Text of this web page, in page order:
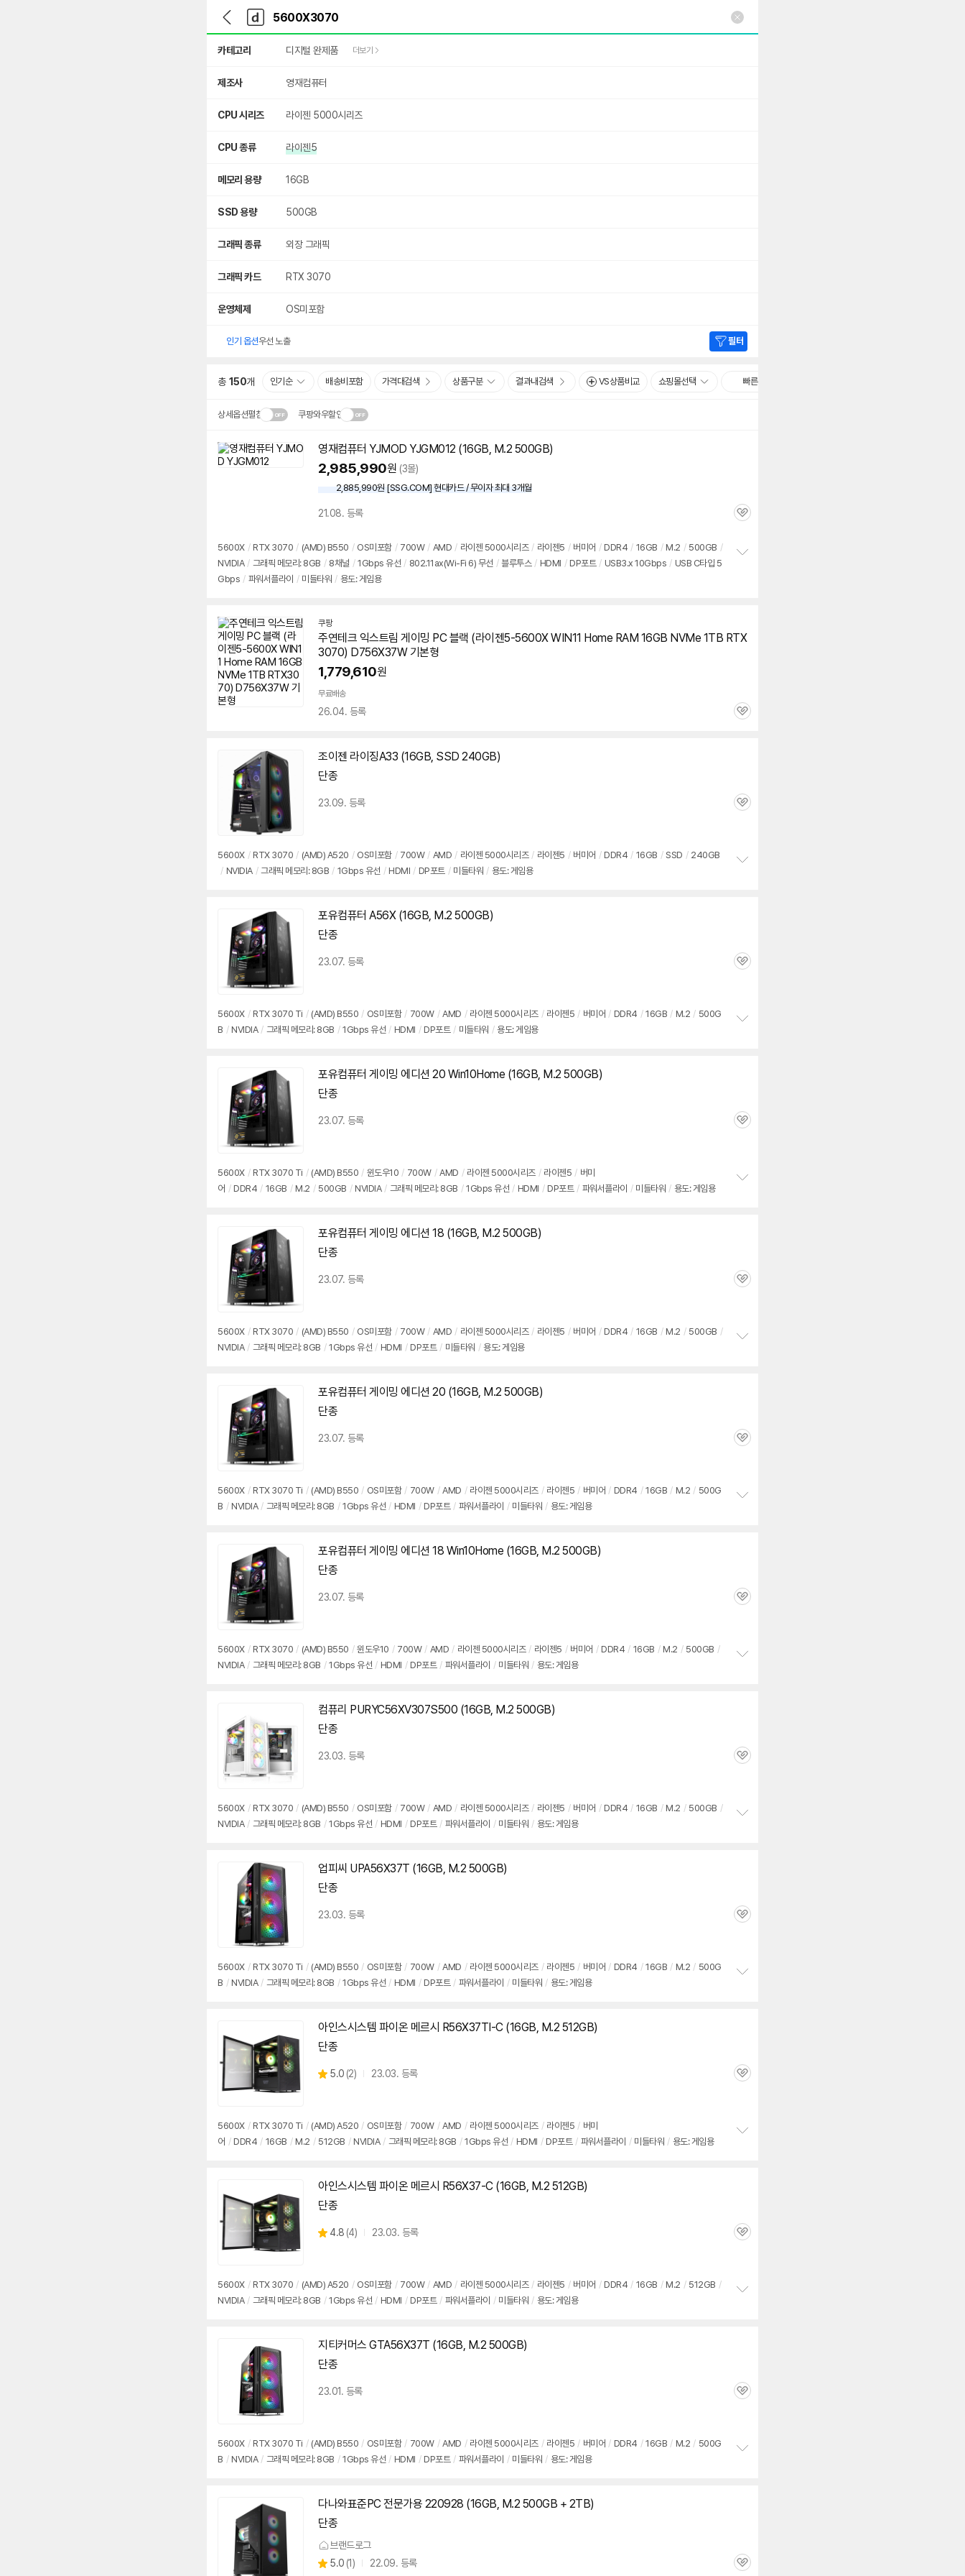
다
나
와
가
기
다
와
메
인
카테고리 디지털 완제품 더보기
제조사 영재컴퓨터
CPU 시리즈 라이젠 5000시리즈
CPU 종류 라이젠5
메모리 용량 16GB
SSD 용량 500GB
그래픽 종류 외장 그래픽
그래픽 카드 RTX 3070
운영체제 OS미포함
인기 옵션우선 노출 필터
총 150개 인기순 배송비포함 가격대검색 상품구분 결과내검색 VS상품비교 쇼핑몰선택 빠른배송
상세옵션펼침 쿠팡와우할인
설치 환경·지역에 따라
배송·설치비가 달라집니다.
기
영재컴퓨터 YJMOD YJGM012 (16GB, M.2 500GB)
2,985,990원 (3몰)
2,885,990원 [SSG.COM] 현대카드 / 무이자 최대 3개월
21.08. 등록
관
5600X / RTX 3070 / (AMD) B550 / OS미포함 / 700W / AMD / 라이젠 5000시리즈 / 라이젠5 / 버미어 / DDR4 / 16GB / M.2 / 500GB /
NVIDIA / 그래픽 메모리: 8GB / 8채널 / 1Gbps 유선 / 802.11ax(Wi-Fi 6) 무선 / 블루투스 / HDMI / DP포트 / USB3.x 10Gbps / USB C타입 5
Gbps / 파워서플라이 / 미들타워 / 용도: 게임용
쿠팡
주연테크 익스트림 게이밍 PC 블랙 (라이젠5-5600X WIN11 Home RAM 16GB NVMe 1TB RTX
3070) D756X37W 기본형
1,779,610원
무료배송
26.04. 등록
관
조이젠 라이징A33 (16GB, SSD 240GB)
단종
23.09. 등록
관
5600X / RTX 3070 / (AMD) A520 / OS미포함 / 700W / AMD / 라이젠 5000시리즈 / 라이젠5 / 버미어 / DDR4 / 16GB / SSD / 240GB
/ NVIDIA / 그래픽 메모리: 8GB / 1Gbps 유선 / HDMI / DP포트 / 미들타워 / 용도: 게임용
포유컴퓨터 A56X (16GB, M.2 500GB)
단종
23.07. 등록
관
5600X / RTX 3070 Ti / (AMD) B550 / OS미포함 / 700W / AMD / 라이젠 5000시리즈 / 라이젠5 / 버미어 / DDR4 / 16GB / M.2 / 500G
B / NVIDIA / 그래픽 메모리: 8GB / 1Gbps 유선 / HDMI / DP포트 / 미들타워 / 용도: 게임용
포유컴퓨터 게이밍 에디션 20 Win10Home (16GB, M.2 500GB)
단종
23.07. 등록
관
5600X / RTX 3070 Ti / (AMD) B550 / 윈도우10 / 700W / AMD / 라이젠 5000시리즈 / 라이젠5 / 버미
어 / DDR4 / 16GB / M.2 / 500GB / NVIDIA / 그래픽 메모리: 8GB / 1Gbps 유선 / HDMI / DP포트 / 파워서플라이 / 미들타워 / 용도: 게임용
포유컴퓨터 게이밍 에디션 18 (16GB, M.2 500GB)
단종
23.07. 등록
관
5600X / RTX 3070 / (AMD) B550 / OS미포함 / 700W / AMD / 라이젠 5000시리즈 / 라이젠5 / 버미어 / DDR4 / 16GB / M.2 / 500GB /
NVIDIA / 그래픽 메모리: 8GB / 1Gbps 유선 / HDMI / DP포트 / 미들타워 / 용도: 게임용
포유컴퓨터 게이밍 에디션 20 (16GB, M.2 500GB)
단종
23.07. 등록
관
5600X / RTX 3070 Ti / (AMD) B550 / OS미포함 / 700W / AMD / 라이젠 5000시리즈 / 라이젠5 / 버미어 / DDR4 / 16GB / M.2 / 500G
B / NVIDIA / 그래픽 메모리: 8GB / 1Gbps 유선 / HDMI / DP포트 / 파워서플라이 / 미들타워 / 용도: 게임용
포유컴퓨터 게이밍 에디션 18 Win10Home (16GB, M.2 500GB)
단종
23.07. 등록
관
5600X / RTX 3070 / (AMD) B550 / 윈도우10 / 700W / AMD / 라이젠 5000시리즈 / 라이젠5 / 버미어 / DDR4 / 16GB / M.2 / 500GB /
NVIDIA / 그래픽 메모리: 8GB / 1Gbps 유선 / HDMI / DP포트 / 파워서플라이 / 미들타워 / 용도: 게임용
컴퓨리 PURYC56XV307S500 (16GB, M.2 500GB)
단종
23.03. 등록
관
5600X / RTX 3070 / (AMD) B550 / OS미포함 / 700W / AMD / 라이젠 5000시리즈 / 라이젠5 / 버미어 / DDR4 / 16GB / M.2 / 500GB /
NVIDIA / 그래픽 메모리: 8GB / 1Gbps 유선 / HDMI / DP포트 / 파워서플라이 / 미들타워 / 용도: 게임용
업피씨 UPA56X37T (16GB, M.2 500GB)
단종
23.03. 등록
관
5600X / RTX 3070 Ti / (AMD) B550 / OS미포함 / 700W / AMD / 라이젠 5000시리즈 / 라이젠5 / 버미어 / DDR4 / 16GB / M.2 / 500G
B / NVIDIA / 그래픽 메모리: 8GB / 1Gbps 유선 / HDMI / DP포트 / 파워서플라이 / 미들타워 / 용도: 게임용
아인스시스템 파이온 메르시 R56X37TI-C (16GB, M.2 512GB)
단종
별
5.0 (상
뷰
2) 23.03. 등록
관
5600X / RTX 3070 Ti / (AMD) A520 / OS미포함 / 700W / AMD / 라이젠 5000시리즈 / 라이젠5 / 버미
어 / DDR4 / 16GB / M.2 / 512GB / NVIDIA / 그래픽 메모리: 8GB / 1Gbps 유선 / HDMI / DP포트 / 파워서플라이 / 미들타워 / 용도: 게임용
아인스시스템 파이온 메르시 R56X37-C (16GB, M.2 512GB)
단종
별
4.8 (상
뷰
4) 23.03. 등록
관
5600X / RTX 3070 / (AMD) A520 / OS미포함 / 700W / AMD / 라이젠 5000시리즈 / 라이젠5 / 버미어 / DDR4 / 16GB / M.2 / 512GB /
NVIDIA / 그래픽 메모리: 8GB / 1Gbps 유선 / HDMI / DP포트 / 파워서플라이 / 미들타워 / 용도: 게임용
지티커머스 GTA56X37T (16GB, M.2 500GB)
단종
23.01. 등록
관
5600X / RTX 3070 Ti / (AMD) B550 / OS미포함 / 700W / AMD / 라이젠 5000시리즈 / 라이젠5 / 버미어 / DDR4 / 16GB / M.2 / 500G
B / NVIDIA / 그래픽 메모리: 8GB / 1Gbps 유선 / HDMI / DP포트 / 파워서플라이 / 미들타워 / 용도: 게임용
다나와표준PC 전문가용 220928 (16GB, M.2 500GB + 2TB)
단종
브랜드로그
별
5.0 (상
1) 22.09. 등록
관
세부정보 열기/접기